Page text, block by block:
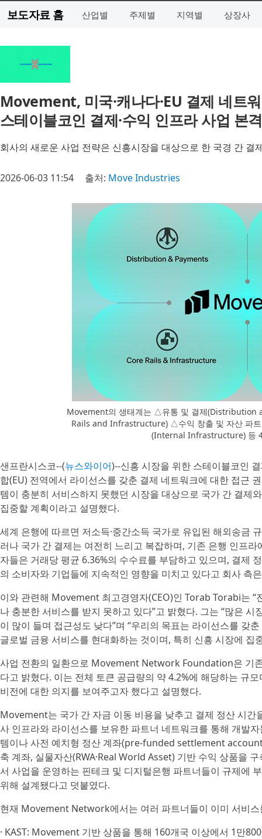
보도자료 홈 산업별 주제별 지역별 상장사
Movement, 미국·캐나다·EU 결제 네트
스테이블코인 결제·수익 인프라 사업 본
회사의 새로운 사업 전략은 신흥시장을 대상으로 한 국경 간
2026-06-03 11:54 출처: Move Industries
Movement의 생태계는 △유통 및 결제(Distribution
Rails and Infrastructure) △수익 창출 및 자산 파
(Internal Infrastructure) 등
샌프란시스코--(뉴스와이어)--신흥 시장을 위한 스테이블코인
합(EU) 전역에서 라이선스를 갖춘 결제 네트워크에 대한 접근
템이 충분히 서비스하지 못했던 시장을 대상으로 국가 간 결
집중할 계획이라고 설명했다.
세계 은행에 따르면 저소득·중간소득 국가로 유입된 해외송금
러나 국가 간 결제는 여전히 느리고 복잡하며, 기존 은행 인프
자들은 거래당 평균 6.36%의 수수료를 부담하고 있으며, 결제
의 소비자와 기업들에 지속적인 영향을 미치고 있다고 회사 측
이와 관련해 Movement 최고경영자(CEO)인 Torab Torabi는
나 충분한 서비스를 받지 못하고 있다”고 밝혔다. 그는 “많은
이 많이 들며 접근성도 낮다”며 “우리의 목표는 라이선스를 갖
글로벌 금융 서비스를 현대화하는 것이며, 특히 신흥 시장에 집
사업 전환의 일환으로 Movement Network Foundation은 기
다고 밝혔다. 이는 전체 토큰 공급량의 약 4.2%에 해당하는 규
비전에 대한 의지를 보여주고자 했다고 설명했다.
Movement는 국가 간 자금 이동 비용을 낮추고 결제 정산 시
사 인프라와 라이선스를 보유한 파트너 네트워크를 통해 개
템이나 사전 예치형 정산 계좌(pre-funded settlement
축 계좌, 실물자산(RWA·Real World Asset) 기반 수익 상품을
서 사업을 운영하는 핀테크 및 디지털은행 파트너들이 규제에
위해 설계됐다고 덧붙였다.
현재 Movement Network에서는 여러 파트너들이 이미 서비스
· KAST: Movement 기반 상품을 통해 160개국 이상에서 1만